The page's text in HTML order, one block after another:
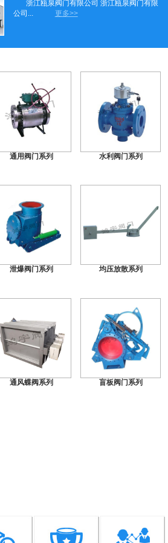
浙江瓯泉阀门有限公司 浙江瓯泉阀门有限
公司...
更多>>
通用阀门系列 水利阀门系列
泄爆阀门系列 均压放散系列
通风蝶阀系列 盲板阀门系列